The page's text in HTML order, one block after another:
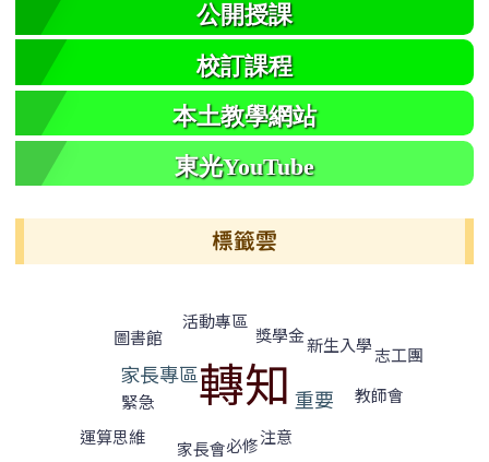
公開授課
校訂課程
本土教學網站
東光YouTube
標籤雲
圖書館
活動專區
獎學金
家長專區轉知
新生入學志工團
緊急 重要
教師會
運算思維
家長會必修注意